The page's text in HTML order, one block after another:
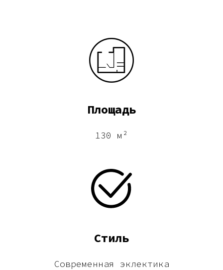
Площадь
130 м²
Стиль
Современная эклектика